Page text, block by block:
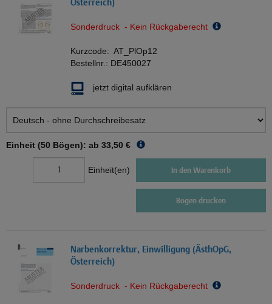
Österreich)
Sonderdruck - Kein Rückgaberecht
Kurzcode: AT_PlOp12
Bestellnr.: DE450027
jetzt digital aufklären
Einheit (50 Bögen): ab 33,50 €
Einheit(en) In den Warenkorb
Bogen drucken
Narbenkorrektur, Einwilligung (ÄsthOpG,
Österreich)
Sonderdruck - Kein Rückgaberecht